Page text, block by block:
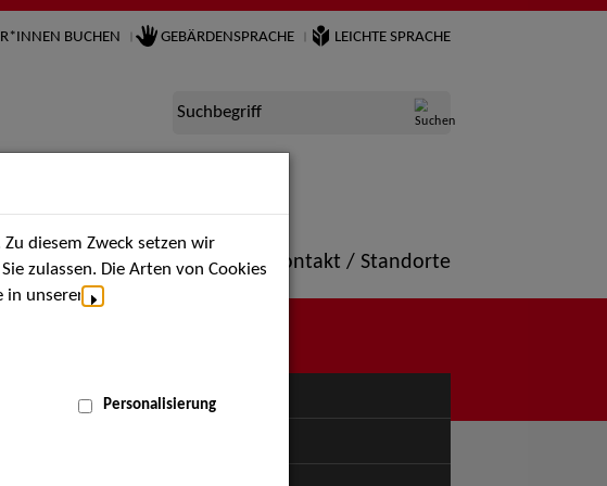
BUCHEN GEBÄRDENSPRACHE LEICHTE SPRACHE
Suchbegriff
Termine Portfolio Kontakt / Standorte
MENÜ
diesem Zweck setzen wir
zulassen. Die Arten von Cookies
in unserer
Personalisierung